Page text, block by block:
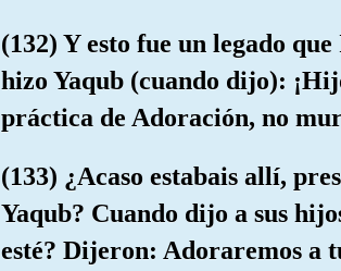
(132) Y esto fue un legado
hizo Yaqub (cuando dijo):
práctica de Adoración, no
(133) ¿Acaso estabais allí,
Yaqub? Cuando dijo a sus
esté? Dijeron: Adoraremos a